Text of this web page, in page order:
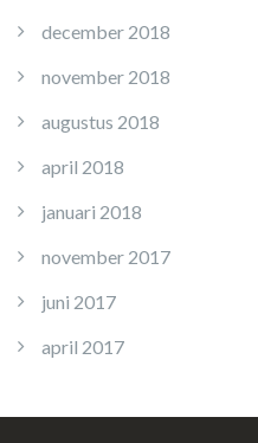
december 2018
november 2018
augustus 2018
april 2018
januari 2018
november 2017
juni 2017
april 2017